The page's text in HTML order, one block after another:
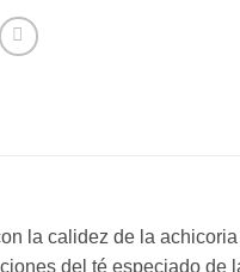
la calidez de la
del té especiado de